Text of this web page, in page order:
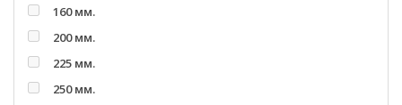
160 мм.
200 мм.
225 мм.
250 мм.